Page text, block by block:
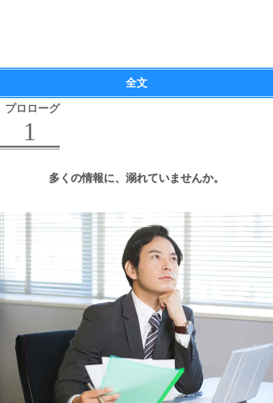
全文
プロローグ
1
多くの情報に、 溺れていませんか。